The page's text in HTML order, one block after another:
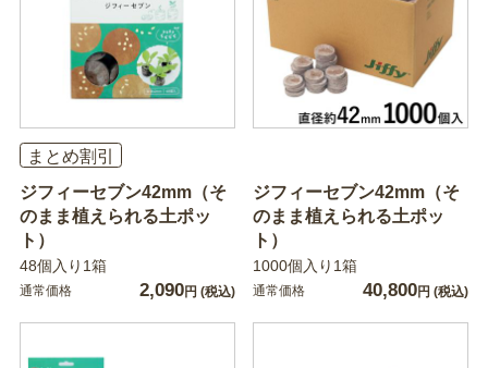
まとめ割引
ジフィーセブン42mm（そ
のまま植えられる土ポッ
ト）
48個入り1箱
通常価格 2,090円 (税込)
ジフィーセブン42mm（そ
のまま植えられる土ポッ
ト）
1000個入り1箱
通常価格 40,800円 (税込)